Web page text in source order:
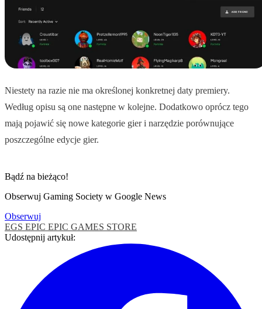
Niestety na razie nie ma określonej konkretnej daty premiery.
Według opisu są one następne w kolejne. Dodatkowo oprócz tego
mają pojawić się nowe kategorie gier i narzędzie porównujące
poszczególne edycje gier.
Bądź na bieżąco!
Obserwuj Gaming Society w Google News
Obserwuj
EGS EPIC EPIC GAMES STORE
Udostępnij artykuł: